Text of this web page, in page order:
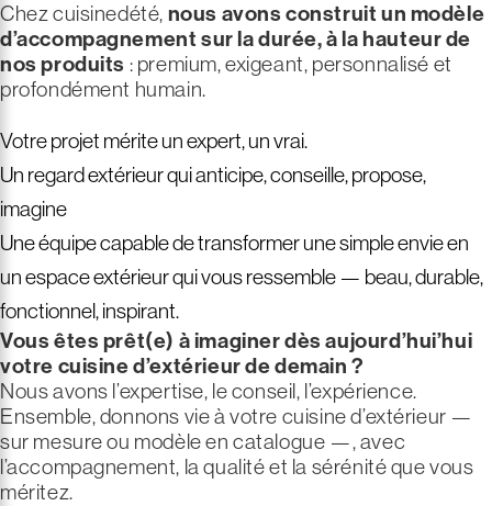
Chez cuisinedété, nous avons construit un modèle
d’accompagnement sur la durée, à la hauteur de
nos produits : premium, exigeant, personnalisé et
profondément humain.
Votre projet mérite un expert, un vrai.
Un regard extérieur qui anticipe, conseille, propose,
imagine
Une équipe capable de transformer une simple envie en
un espace extérieur qui vous ressemble — beau, durable,
fonctionnel, inspirant.
Vous êtes prêt(e) à imaginer dès aujourd’hui’hui
votre cuisine d’extérieur de demain ?
Nous avons l’expertise, le conseil, l’expérience.
Ensemble, donnons vie à votre cuisine d’extérieur —
sur mesure ou modèle en catalogue —, avec
l’accompagnement, la qualité et la sérénité que vous
méritez.